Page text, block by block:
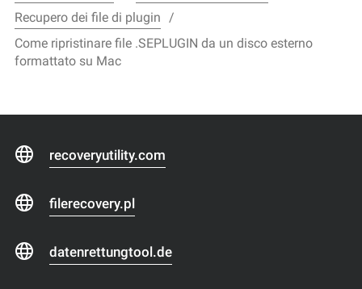
Recupero dei file di plugin
Come ripristinare file .SEPLUGIN da un disco esterno
formattato su Mac
recoveryutility.com
filerecovery.pl
datenrettungtool.de